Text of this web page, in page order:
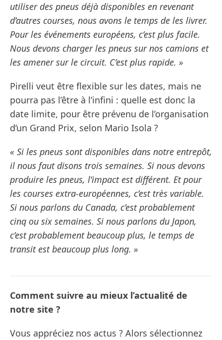
utiliser des pneus déjà disponibles en revenant
d’autres courses, nous avons le temps de les livrer.
Pour les événements européens, c’est plus facile.
Nous devons charger les pneus sur nos camions et
les amener sur le circuit. C’est plus rapide. »
Pirelli veut être flexible sur les dates, mais ne
pourra pas l’être à l’infini : quelle est donc la
date limite, pour être prévenu de l’organisation
d’un Grand Prix, selon Mario Isola ?
« Si les pneus sont disponibles dans notre entrepôt,
il nous faut disons trois semaines. Si nous devons
produire les pneus, l’impact est différent. Et pour
les courses extra-européennes, c’est très variable.
Si nous parlons du Canada, c’est probablement
cinq ou six semaines. Si nous parlons du Japon,
c’est probablement beaucoup plus, le temps de
transit est beaucoup plus long. »
Comment suivre au mieux l’actualité de
notre site ?
Vous appréciez nos actus ? Alors sélectionnez